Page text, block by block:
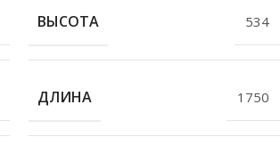
ВЫСОТА 534
ДЛИНА 1750